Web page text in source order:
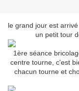
le grand jour est arrivé
un petit tour
1ère séance
centre tourne, c'est
chacun tourne et